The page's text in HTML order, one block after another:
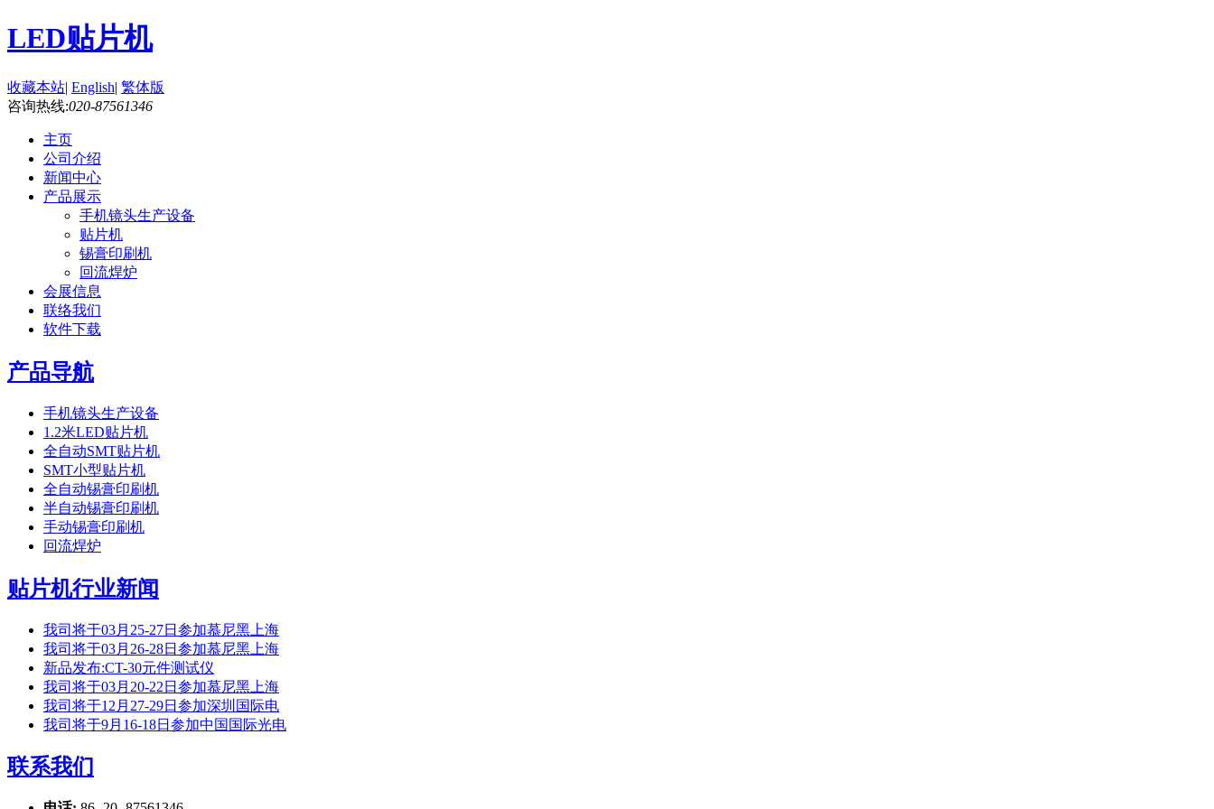
LED贴片机
收藏本站| English| 繁体版
咨询热线:020-87561346
主页
公司介绍
新闻中心
产品展示
手机镜头生产设备
贴片机
锡膏印刷机
回流焊炉
会展信息
联络我们
软件下载
产品导航
手机镜头生产设备
1.2米LED贴片机
全自动SMT贴片机
SMT小型贴片机
全自动锡膏印刷机
半自动锡膏印刷机
手动锡膏印刷机
回流焊炉
贴片机行业新闻
我司将于03月25-27日参加慕尼黑上海
我司将于03月26-28日参加慕尼黑上海
新品发布:CT-30元件测试仪
我司将于03月20-22日参加慕尼黑上海
我司将于12月27-29日参加深圳国际电
我司将于9月16-18日参加中国国际光电
联系我们